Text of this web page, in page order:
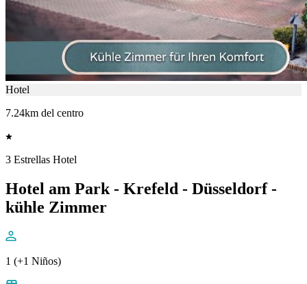
Hotel
7.24km del centro
3 Estrellas Hotel
Hotel am Park - Krefeld - Düsseldorf -
kühle Zimmer
1 (+1 Niños)